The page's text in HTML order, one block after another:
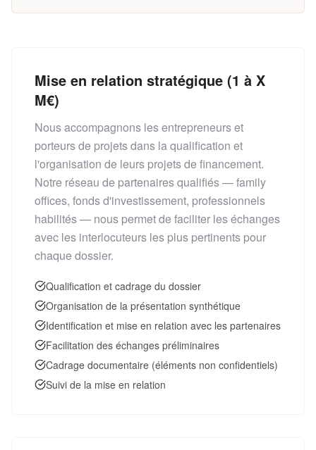
Mise en relation stratégique (1 à X
M€)
Nous accompagnons les entrepreneurs et
porteurs de projets dans la qualification et
l'organisation de leurs projets de financement.
Notre réseau de partenaires qualifiés — family
offices, fonds d'investissement, professionnels
habilités — nous permet de faciliter les échanges
avec les interlocuteurs les plus pertinents pour
chaque dossier.
Qualification et cadrage du dossier
Organisation de la présentation synthétique
Identification et mise en relation avec les partenaires
Facilitation des échanges préliminaires
Cadrage documentaire (éléments non confidentiels)
Suivi de la mise en relation